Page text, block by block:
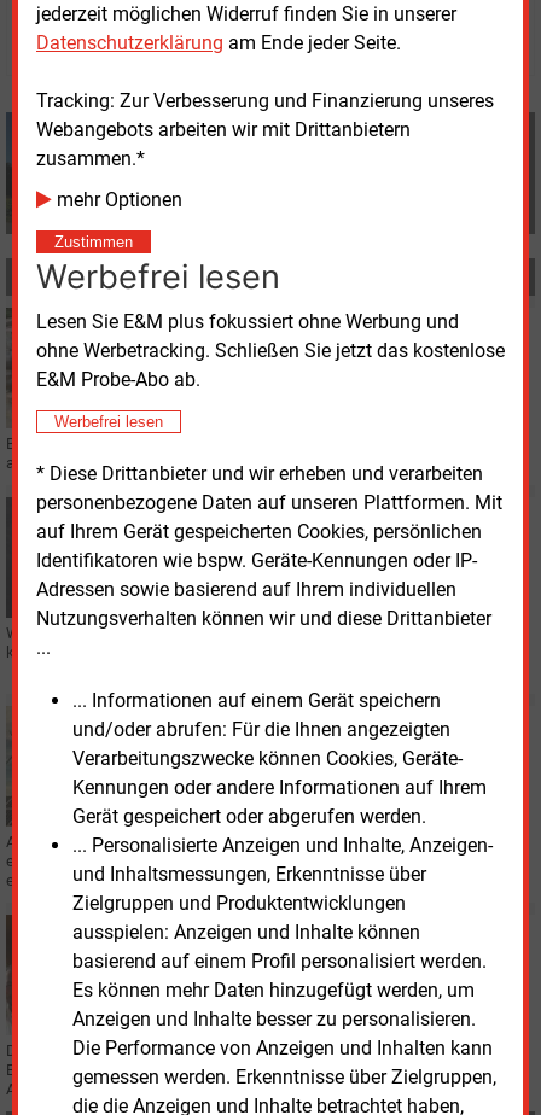
jederzeit möglichen Widerruf finden Sie in unserer
Datenschutzerklärung am Ende jeder Seite.
Tracking: Zur Verbesserung und Finanzierung unseres
Webangebots arbeiten wir mit Drittanbietern
zusammen.*
mehr Optionen
Zustimmen
Werbefrei lesen
Lesen Sie E&M plus fokussiert ohne Werbung und
ohne Werbetracking. Schließen Sie jetzt das kostenlose
E&M Probe-Abo ab.
Werbefrei lesen
* Diese Drittanbieter und wir erheben und verarbeiten
personenbezogene Daten auf unseren Plattformen. Mit
auf Ihrem Gerät gespeicherten Cookies, persönlichen
Identifikatoren wie bspw. Geräte-Kennungen oder IP-
Adressen sowie basierend auf Ihrem individuellen
Nutzungsverhalten können wir und diese Drittanbieter
...
... Informationen auf einem Gerät speichern
und/oder abrufen: Für die Ihnen angezeigten
Verarbeitungszwecke können Cookies, Geräte-
Kennungen oder andere Informationen auf Ihrem
Gerät gespeichert oder abgerufen werden.
... Personalisierte Anzeigen und Inhalte, Anzeigen-
und Inhaltsmessungen, Erkenntnisse über
Zielgruppen und Produktentwicklungen
ausspielen: Anzeigen und Inhalte können
basierend auf einem Profil personalisiert werden.
Es können mehr Daten hinzugefügt werden, um
Anzeigen und Inhalte besser zu personalisieren.
Die Performance von Anzeigen und Inhalten kann
gemessen werden. Erkenntnisse über Zielgruppen,
die die Anzeigen und Inhalte betrachtet haben,
© 2026 Energie & Management GmbH
Redaktion
MEHR ZUM THEMA
Freitag, 7.08.2026, 12:56
E&M WÄRMENETZ
Energie Burghausen startet Umsetzung des
Burghausen soll in Kooperation mit der Naturwärme Kirchweidach-Halsbach
an die Geothermie Halsbach angebunden werden.
Freitag, 7.08.2026, 12:38
GASTBEITRAG
Wenn die Fabrik das Wohngebiet heizt
Was Kommunen aus einem Nahwärmeprojekt in Mellrichstadt lernen
können, erläutert *Thomas Reithmeier von Gammel Engineering.
Freitag, 7.08.2026, 12:13
E&M REGENERATIVE
ABB baut Angebot für langfristige
Strombeschaffung aus
ABB hat eine Minderheitsbeteiligung an dem Unternehmen „LevelTen Energy“
erworben. Level Ten Energy betreibt eine Transaktionsplattform für
erneuerbare Energien.
Freitag, 7.08.2026, 11:02
E&M BETEILIGUNG
Stadtwerke in Freudenstadt und Altensteig
kooperieren
Die beiden kommunalen Energieversorger sollen nach dem Willen der
Eigentümer in einer gemeinsamen Kooperationsgesellschaft ausgewählte
Aufgaben zusammenfassen.